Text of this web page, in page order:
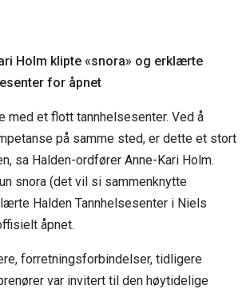
Holm klipte «snora» og erklærte
for åpnet
med et flott tannhelsesenter. Ved å
på samme sted, er dette et stort
sa Halden-ordfører Anne-Kari Holm.
snora (det vil si sammenknytte
Halden Tannhelsesenter i Niels
åpnet.
forretningsforbindelser, tidligere
var invitert til den høytidelige